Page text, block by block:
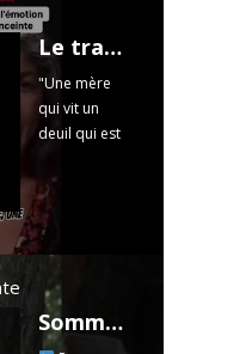
Le traumatisme maternel in utero : ce que le bébé ressent vraiment.
"Une mère
qui vit un
deuil qui est
important
pendant sa
grossesse,
est
traumatisée.
Elle est
focalisée sur
Sommeil et poids : Le manque de sommeil leptine, ghréline, hormone de croissance vous fait grossir